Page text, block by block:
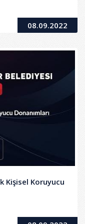
08.09.2022
Kişisel Koruyucu